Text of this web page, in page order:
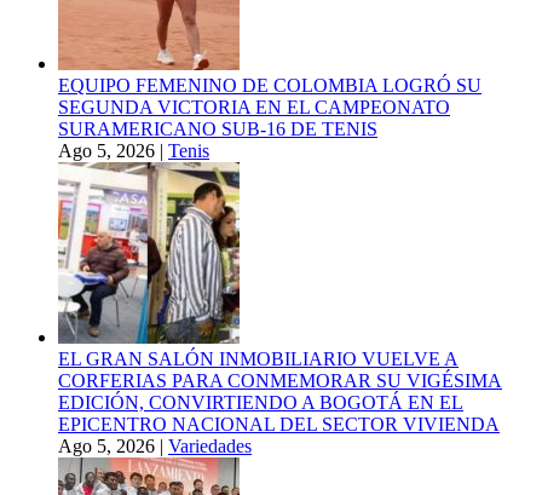
EQUIPO FEMENINO DE COLOMBIA LOGRÓ SU
SEGUNDA VICTORIA EN EL CAMPEONATO
SURAMERICANO SUB-16 DE TENIS
Ago 5, 2026 | Tenis
EL GRAN SALÓN INMOBILIARIO VUELVE A
CORFERIAS PARA CONMEMORAR SU VIGÉSIMA
EDICIÓN, CONVIRTIENDO A BOGOTÁ EN EL
EPICENTRO NACIONAL DEL SECTOR VIVIENDA
Ago 5, 2026 | Variedades